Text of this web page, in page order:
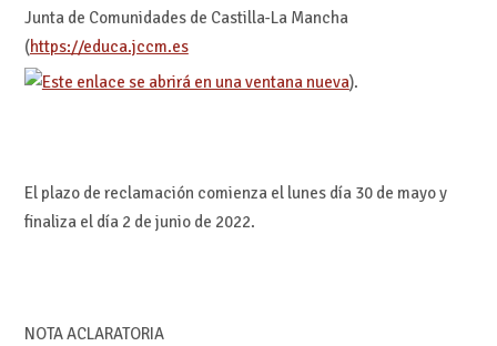
Junta de Comunidades de Castilla-La Mancha
(https://educa.jccm.es
).
El plazo de reclamación comienza el lunes día 30 de mayo y
finaliza el día 2 de junio de 2022.
NOTA ACLARATORIA